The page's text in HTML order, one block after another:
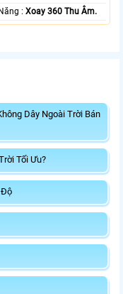
️ƒ Chức Năng :Xoay 360 Thu Âm.
Dây Ngoài Trời Bán
Tối Ưu?
Độ